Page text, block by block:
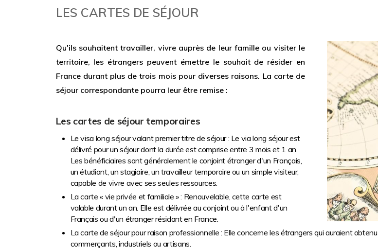
LES CARTES DE SÉJOUR
Qu'ils souhaitent travailler, vivre auprès de leur famille ou visiter le
territoire, les étrangers peuvent émettre le souhait de résider en
France durant plus de trois mois pour diverses raisons. La carte de
séjour correspondante pourra leur être remise :
Les cartes de séjour temporaires
Le visa long séjour valant premier titre de séjour : Le via long séjour est
délivré pour un séjour dont la durée est comprise entre 3 mois et 1 an.
Les bénéficiaires sont généralement le conjoint étranger d'un Français,
un étudiant, un stagiaire, un travailleur temporaire ou un simple visiteur,
capable de vivre avec ses seules ressources.
La carte « vie privée et familiale » : Renouvelable, cette carte est
valable durant un an. Elle est délivrée au conjoint ou à l'enfant d'un
Français ou d'un étranger résidant en France.
La carte de séjour pour raison professionnelle : Elle concerne les étrangers qui auraient
commerçants, industriels ou artisans.